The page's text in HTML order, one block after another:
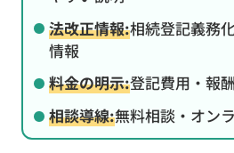
法改正情報:相続登記義務
情報
料金の明示:登記費用・報
相談導線:無料相談・オン